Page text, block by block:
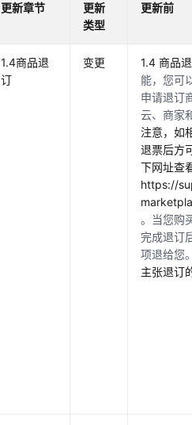
更新章节
更新
类型
更新前
1.4商品退
订
变更 1.4 商品
能，您可
申请退订
云、商家
注意，如
退票后方
下网址查
https://
。当您购
完成退订
项退给您
主张退订